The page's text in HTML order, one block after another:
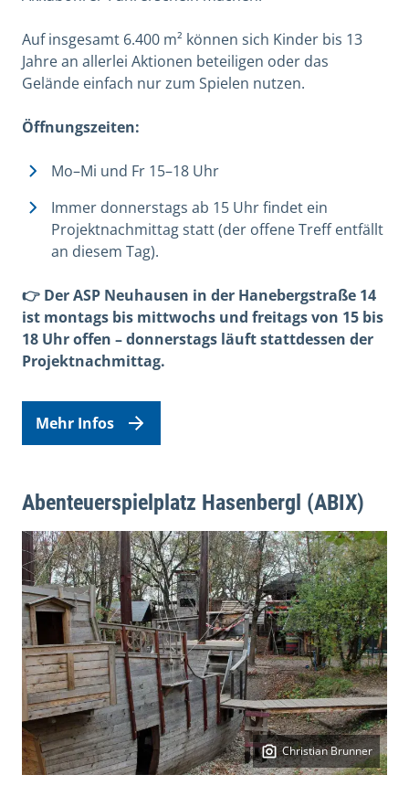
Auf insgesamt 6.400 m² können sich Kinder bis 13
Jahre an allerlei Aktionen beteiligen oder das
Gelände einfach nur zum Spielen nutzen.
Öffnungszeiten:
Mo–Mi und Fr 15–18 Uhr
Immer donnerstags ab 15 Uhr findet ein
Projektnachmittag statt (der offene Treff entfällt
an diesem Tag).
👉 Der ASP Neuhausen in der Hanebergstraße 14
ist montags bis mittwochs und freitags von 15 bis
18 Uhr offen – donnerstags läuft stattdessen der
Projektnachmittag.
Mehr Infos
Abenteuerspielplatz Hasenbergl (ABIX)
Christian Brunner